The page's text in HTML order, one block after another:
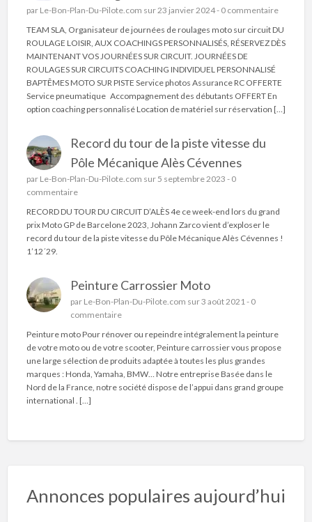
par Le-Bon-Plan-Du-Pilote.com sur 23 janvier 2024 - 0 commentaire
TEAM SLA, Organisateur de journées de roulages moto sur circuit DU
ROULAGE LOISIR, AUX COACHINGS PERSONNALISÉS, RÉSERVEZ DÈS
MAINTENANT VOS JOURNÉES SUR CIRCUIT. JOURNÉES DE
ROULAGES SUR CIRCUITS COACHING INDIVIDUEL PERSONNALISÉ
BAPTÊMES MOTO SUR PISTE Service photos Assurance RC OFFERTE
Service pneumatique Accompagnement des débutants OFFERT En
option coaching personnalisé Location de matériel sur réservation […]
Record du tour de la piste vitesse du
Pôle Mécanique Alès Cévennes
par Le-Bon-Plan-Du-Pilote.com sur 5 septembre 2023 - 0
commentaire
RECORD DU TOUR DU CIRCUIT D’ALÈS 4e ce week-end lors du grand
prix Moto GP de Barcelone 2023, Johann Zarco vient d’exploser le
record du tour de la piste vitesse du Pôle Mécanique Alès Cévennes !
1’12´29.
Peinture Carrossier Moto
par Le-Bon-Plan-Du-Pilote.com sur 3 août 2021 - 0
commentaire
Peinture moto Pour rénover ou repeindre intégralement la peinture
de votre moto ou de votre scooter, Peinture carrossier vous propose
une large sélection de produits adaptée à toutes les plus grandes
marques : Honda, Yamaha, BMW… Notre entreprise Basée dans le
Nord de la France, notre société dispose de l’appui dans grand groupe
international . […]
Annonces populaires aujourd’hui